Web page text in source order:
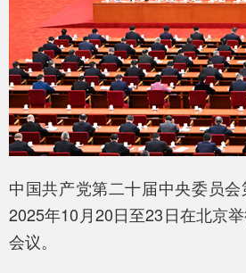
中国共产党第二十届中央委员
2025年10月20日至23日在北京
会议。